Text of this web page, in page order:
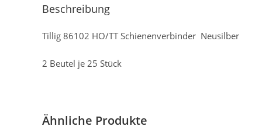
Beschreibung
Tillig 86102 HO/TT Schienenverbinder Neusilber
2 Beutel je 25 Stück
Ähnliche Produkte